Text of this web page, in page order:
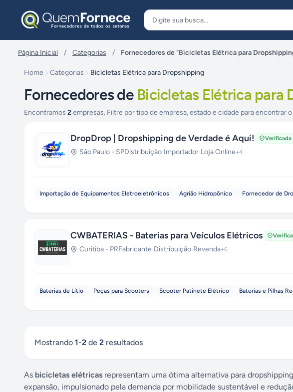
Página Inicial / Categorias / Fornecedores de "Bicicletas Elétrica para
Home Categorias Bicicletas Elétrica para Dropshipping
Fornecedores de Bicicletas Elétrica para
Encontramos 2empresas. Filtre por tipo de empresa, estado e cidade para encontrar
DropDrop | Dropshipping de Verdade é Aqui! Verificada
São Paulo - SPDistribuição·Importador·Loja Online+4
Importação de Equipamentos Eletroeletrônicos Agrião Hidropônico Fornecedor de
CWBATERIAS - Baterias para Veículos Elétricos
Curitiba - PRFabricante·Distribuição·Revenda+6
Baterias de Lítio Peças para Scooters Scooter Patinete Elétrico Baterias e Pilhas
Mostrando 1-2 de 2 resultados
As bicicletas elétricas representam uma ótima alternativa para
expansão, impulsionado pela demanda por mobilidade sustentável e